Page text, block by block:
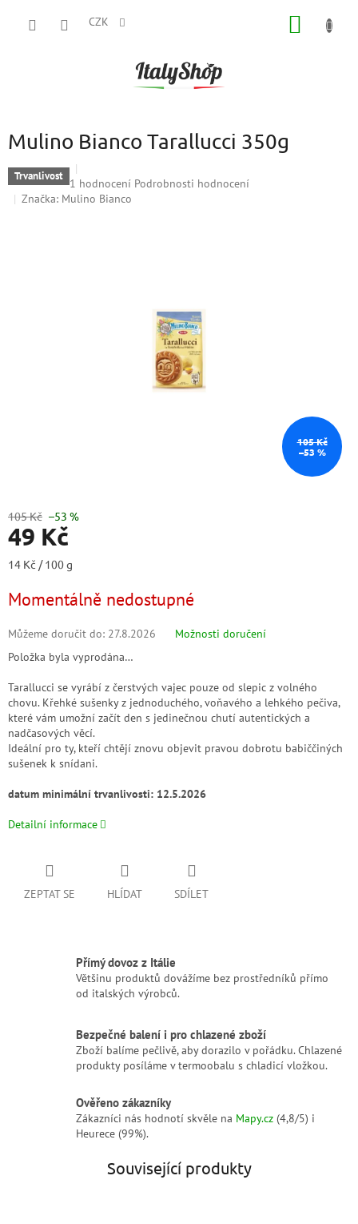
CZK
Mulino Bianco Tarallucci 350g
Trvanlivost Průměrné
hodnocení
1 hodnocení Podrobnosti hodnocení
Značka: Mulino Bianco
105 Kč
–53 %
105 Kč –53 %
49 Kč
Měrná
14 Kč / 100 g
Momentálně nedostupné
Můžeme doručit do: 27.8.2026
Možnosti doručení
Položka byla vyprodána…
Tarallucci se vyrábí z čerstvých vajec pouze od slepic z volného
chovu. Křehké sušenky z jednoduchého, voňavého a lehkého pečiva,
které vám umožní začít den s jedinečnou chutí autentických a
nadčasových věcí.
Ideální pro ty, kteří chtějí znovu objevit pravou dobrotu babiččiných
sušenek k snídani.
datum minimální trvanlivosti: 12.5.2026
Detailní informace
ZEPTAT SE HLÍDAT SDÍLET
Přímý dovoz z Itálie
Většinu produktů dovážíme bez prostředníků přímo
od italských výrobců.
Bezpečné balení i pro chlazené zboží
Zboží balíme pečlivě, aby dorazilo v pořádku. Chlazené
produkty posíláme v termoobalu s chladicí vložkou.
Ověřeno zákazníky
Zákazníci nás hodnotí skvěle na Mapy.cz (4,8/5) i
Heurece (99%).
Související produkty